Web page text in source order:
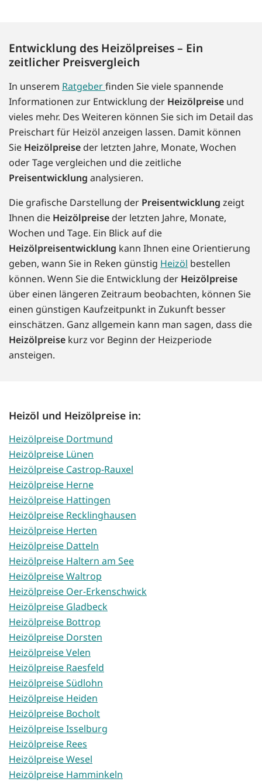
Entwicklung des Heizölpreises – Ein
zeitlicher Preisvergleich
In unserem Ratgeberfinden Sie viele spannende
Informationen zur Entwicklung der Heizölpreise und
vieles mehr. Des Weiteren können Sie sich im Detail das
Preischart für Heizöl anzeigen lassen. Damit können
Sie Heizölpreise der letzten Jahre, Monate, Wochen
oder Tage vergleichen und die zeitliche
Preisentwicklung analysieren.
Die grafische Darstellung der Preisentwicklung zeigt
Ihnen die Heizölpreise der letzten Jahre, Monate,
Wochen und Tage. Ein Blick auf die
Heizölpreisentwicklung kann Ihnen eine Orientierung
geben, wann Sie in Reken günstig Heizöl bestellen
können. Wenn Sie die Entwicklung der Heizölpreise
über einen längeren Zeitraum beobachten, können Sie
einen günstigen Kaufzeitpunkt in Zukunft besser
einschätzen. Ganz allgemein kann man sagen, dass die
Heizölpreise kurz vor Beginn der Heizperiode
ansteigen.
Heizöl und Heizölpreise in:
Heizölpreise Dortmund
Heizölpreise Lünen
Heizölpreise Castrop-Rauxel
Heizölpreise Herne
Heizölpreise Hattingen
Heizölpreise Recklinghausen
Heizölpreise Herten
Heizölpreise Datteln
Heizölpreise Haltern am See
Heizölpreise Waltrop
Heizölpreise Oer-Erkenschwick
Heizölpreise Gladbeck
Heizölpreise Bottrop
Heizölpreise Dorsten
Heizölpreise Velen
Heizölpreise Raesfeld
Heizölpreise Südlohn
Heizölpreise Heiden
Heizölpreise Bocholt
Heizölpreise Isselburg
Heizölpreise Rees
Heizölpreise Wesel
Heizölpreise Hamminkeln